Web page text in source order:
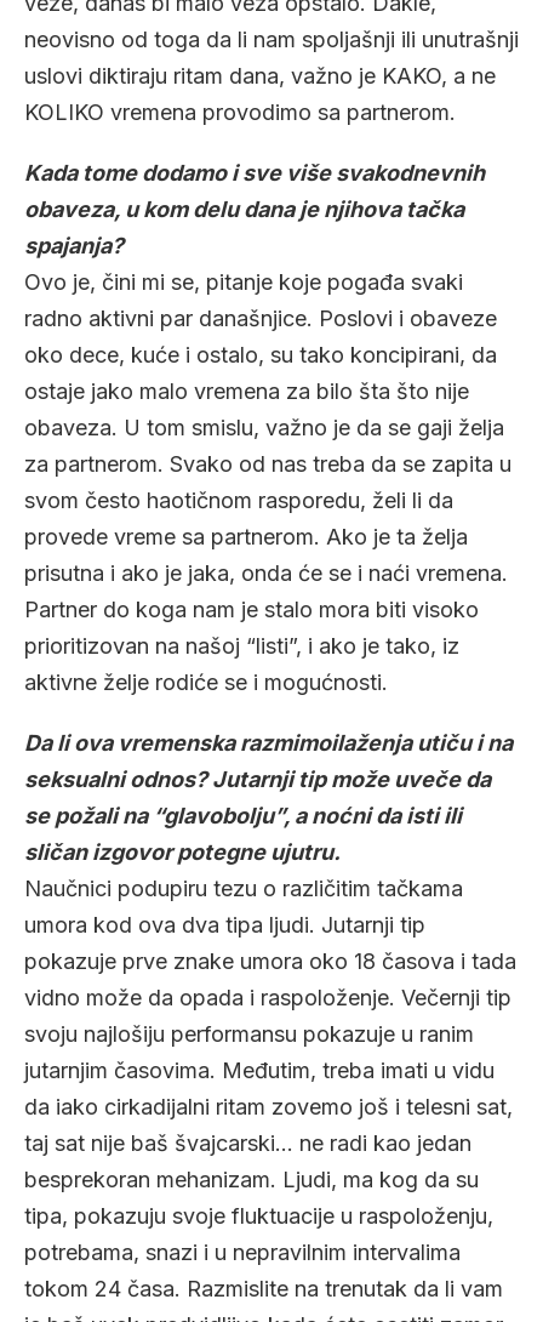
neovisno od toga da li nam spoljašnji ili unutrašnji
uslovi diktiraju ritam dana, važno je KAKO, a ne
KOLIKO vremena provodimo sa partnerom.
Kada tome dodamo i sve više svakodnevnih
obaveza, u kom delu dana je njihova tačka
spajanja?
Ovo je, čini mi se, pitanje koje pogađa svaki
radno aktivni par današnjice. Poslovi i obaveze
oko dece, kuće i ostalo, su tako koncipirani, da
ostaje jako malo vremena za bilo šta što nije
obaveza. U tom smislu, važno je da se gaji želja
za partnerom. Svako od nas treba da se zapita u
svom često haotičnom rasporedu, želi li da
provede vreme sa partnerom. Ako je ta želja
prisutna i ako je jaka, onda će se i naći vremena.
Partner do koga nam je stalo mora biti visoko
prioritizovan na našoj “listi”, i ako je tako, iz
aktivne želje rodiće se i mogućnosti.
Da li ova vremenska razmimoilaženja utiču i na
seksualni odnos? Jutarnji tip može uveče da
se požali na “glavobolju”, a noćni da isti ili
sličan izgovor potegne ujutru.
Naučnici podupiru tezu o različitim tačkama
umora kod ova dva tipa ljudi. Jutarnji tip
pokazuje prve znake umora oko 18 časova i tada
vidno može da opada i raspoloženje. Večernji tip
svoju najlošiju performansu pokazuje u ranim
jutarnjim časovima. Međutim, treba imati u vidu
da iako cirkadijalni ritam zovemo još i telesni sat,
taj sat nije baš švajcarski… ne radi kao jedan
besprekoran mehanizam. Ljudi, ma kog da su
tipa, pokazuju svoje fluktuacije u raspoloženju,
potrebama, snazi i u nepravilnim intervalima
tokom 24 časa. Razmislite na trenutak da li vam